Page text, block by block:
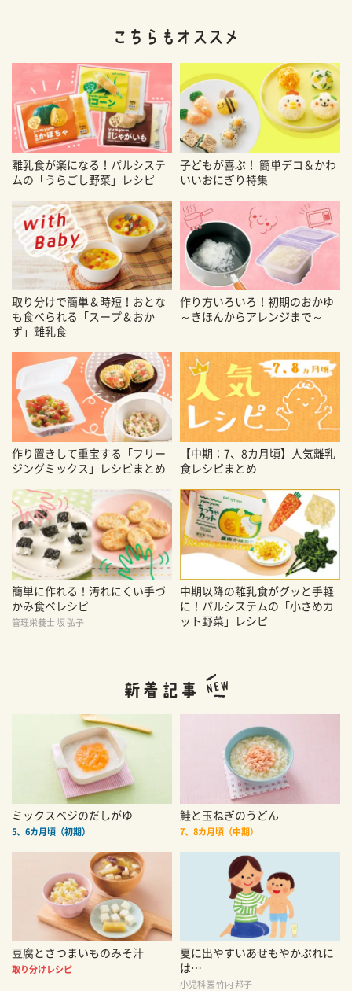
離乳食が楽になる！パルシステ
ムの「うらごし野菜」レシピ
子どもが喜ぶ！ 簡単デコ＆かわ
いいおにぎり特集
取り分けで簡単＆時短！おとな
も食べられる「スープ＆おか
ず」離乳食
作り方いろいろ！初期のおかゆ
～きほんからアレンジまで～
作り置きして重宝する「フリー
ジングミックス」レシピまとめ
【中期：7、8カ月頃】人気離乳
食レシピまとめ
簡単に作れる！汚れにくい手づ
かみ食べレシピ
管理栄養士 坂 弘子
中期以降の離乳食がグッと手軽
に！パルシステムの「小さめカ
ット野菜」レシピ
ミックスベジのだしがゆ
5、6カ月頃（初期）
鮭と玉ねぎのうどん
7、8カ月頃（中期）
豆腐とさつまいものみそ汁
取り分けレシピ
夏に出やすいあせもやかぶれに
は…
小児科医 竹内 邦子